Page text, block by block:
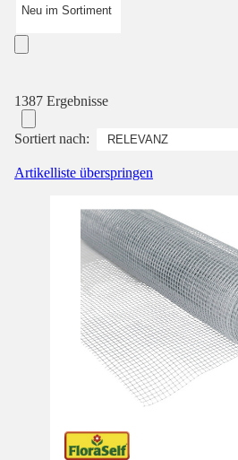
Neu im Sortiment
1387 Ergebnisse
Sortiert nach:
Artikelliste überspringen